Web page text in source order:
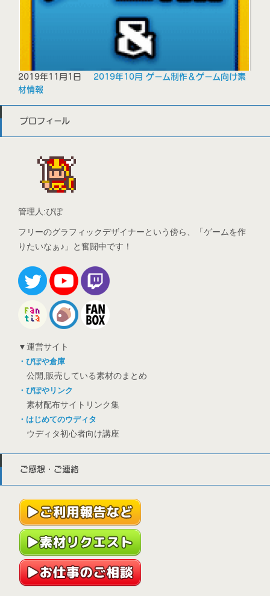
2019年11月1日 2019年10月 ゲーム制作＆ゲーム向け素
材情報
プロフィール
管理人:ぴぽ
フリーのグラフィックデザイナーという傍ら、「ゲームを作
りたいなぁ♪」と奮闘中です！
▼運営サイト
・ぴぽや倉庫
公開,販売している素材のまとめ
・ぴぽやリンク
素材配布サイトリンク集
・はじめてのウディタ
ウディタ初心者向け講座
ご感想・ご連絡